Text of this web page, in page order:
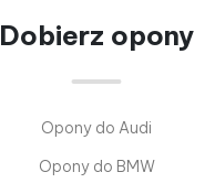
Dobierz opony
Opony do Audi
Opony do BMW